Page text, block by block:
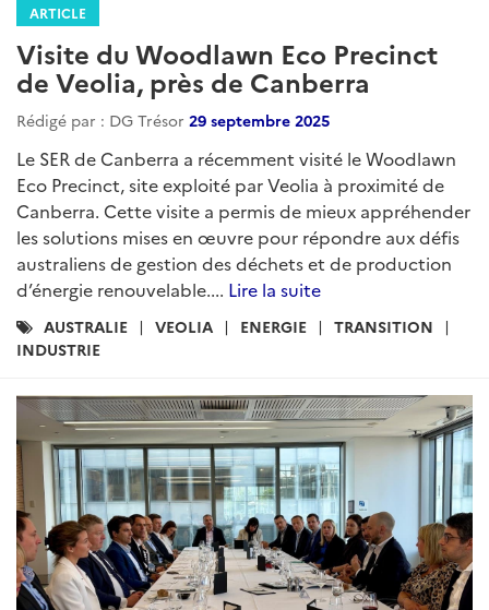
ARTICLE
Visite du Woodlawn Eco Precinct
de Veolia, près de Canberra
Rédigé par : DG Trésor 29 septembre 2025
Le SER de Canberra a récemment visité le Woodlawn
Eco Precinct, site exploité par Veolia à proximité de
Canberra. Cette visite a permis de mieux appréhender
les solutions mises en œuvre pour répondre aux défis
australiens de gestion des déchets et de production
d’énergie renouvelable.... Lire la suite
Catégories
:
AUSTRALIE VEOLIA ENERGIE
TRANSITION
INDUSTRIE